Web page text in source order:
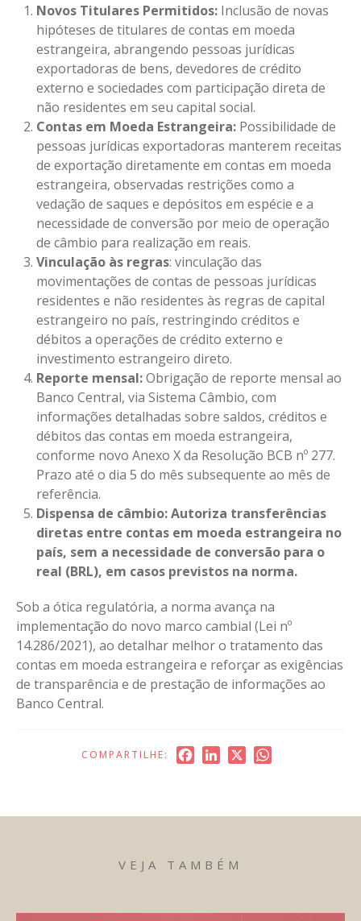
Novos Titulares Permitidos: Inclusão de novas
hipóteses de titulares de contas em moeda
estrangeira, abrangendo pessoas jurídicas
exportadoras de bens, devedores de crédito
externo e sociedades com participação direta de
não residentes em seu capital social.
Contas em Moeda Estrangeira: Possibilidade de
pessoas jurídicas exportadoras manterem receitas
de exportação diretamente em contas em moeda
estrangeira, observadas restrições como a
vedação de saques e depósitos em espécie e a
necessidade de conversão por meio de operação
de câmbio para realização em reais.
Vinculação às regras: vinculação das
movimentações de contas de pessoas jurídicas
residentes e não residentes às regras de capital
estrangeiro no país, restringindo créditos e
débitos a operações de crédito externo e
investimento estrangeiro direto.
Reporte mensal:Obrigação de reporte mensal ao
Banco Central, via Sistema Câmbio, com
informações detalhadas sobre saldos, créditos e
débitos das contas em moeda estrangeira,
conforme novo Anexo X da Resolução BCB nº 277.
Prazo até o dia 5 do mês subsequente ao mês de
referência.
Dispensa de câmbio: Autoriza transferências
diretas entre contas em moeda estrangeira no
país, sem a necessidade de conversão para o
real (BRL), em casos previstos na norma.
Sob a ótica regulatória, a norma avança na
implementação do novo marco cambial (Lei nº
14.286/2021), ao detalhar melhor o tratamento das
contas em moeda estrangeira e reforçar as exigências
de transparência e de prestação de informações ao
Banco Central.
COMPARTILHE: FacebookLinkedIn
VEJA TAMBÉM